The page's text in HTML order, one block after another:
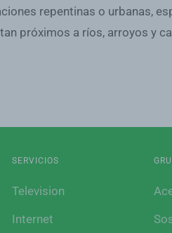
repentinas o urbanas,
próximos a ríos, arroyos y
SERVICIOS
Television
Internet